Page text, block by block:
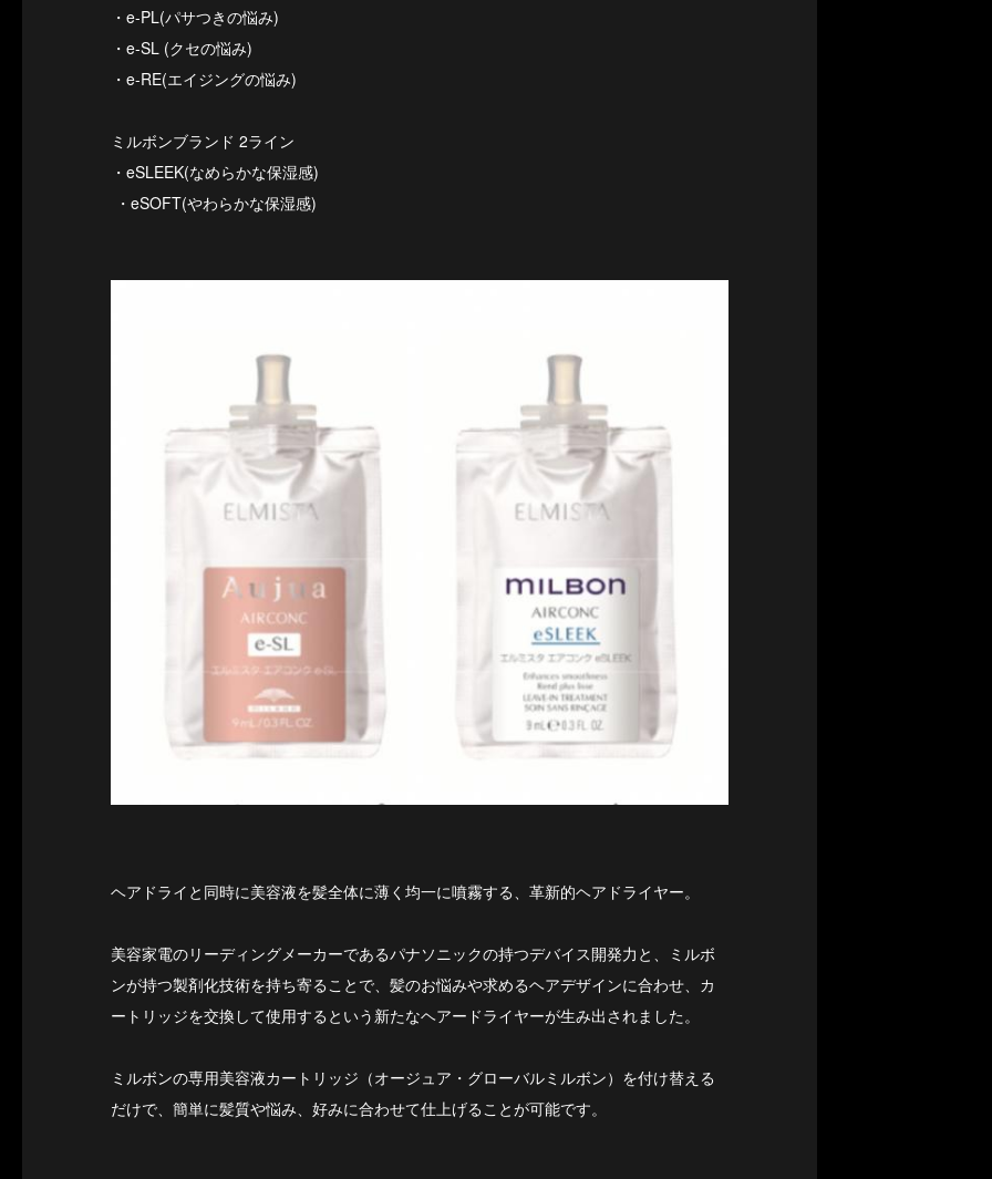
・e-PL(パサつきの悩み)
・e-SL (クセの悩み)
・e-RE(エイジングの悩み)
ミルボンブランド 2ライン
・eSLEEK(なめらかな保湿感)
・eSOFT(やわらかな保湿感)
ヘアドライと同時に美容液を髪全体に薄く均一に噴霧する、革新的ヘアドライヤー。
美容家電のリーディングメーカーであるパナソニックの持つデバイス開発力と、ミルボ
ンが持つ製剤化技術を持ち寄ることで、髪のお悩みや求めるヘアデザインに合わせ、カ
ートリッジを交換して使用するという新たなヘアードライヤーが生み出されました。
ミルボンの専用美容液カートリッジ（オージュア・グローバルミルボン）を付け替える
だけで、簡単に髪質や悩み、好みに合わせて仕上げることが可能です。